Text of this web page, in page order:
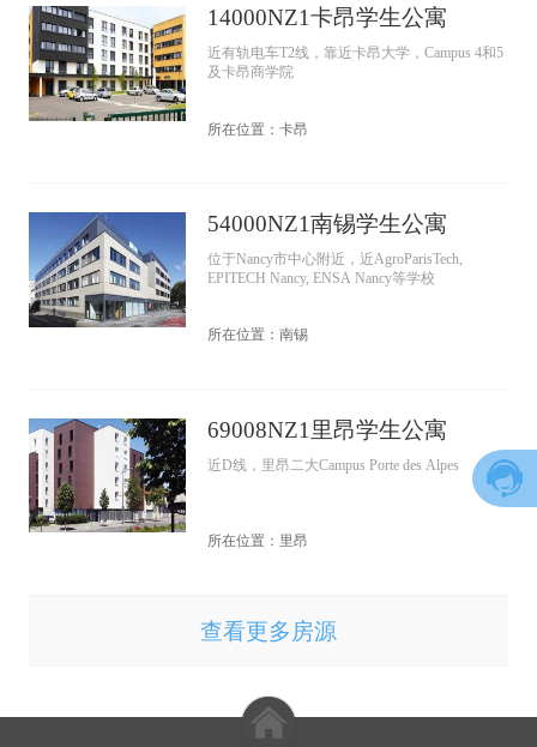
14000NZ1卡昂学生公寓
近有轨电车T2线，靠近卡昂大学，Campus 4和5
及卡昂商学院
所在位置：卡昂
54000NZ1南锡学生公寓
位于Nancy市中心附近，近AgroParisTech,
EPITECH Nancy, ENSA Nancy等学校
所在位置：南锡
69008NZ1里昂学生公寓
近D线，里昂二大Campus Porte des Alpes
所在位置：里昂
查看更多房源